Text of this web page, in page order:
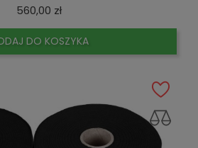
560,00 złCena
DO KOSZYKA